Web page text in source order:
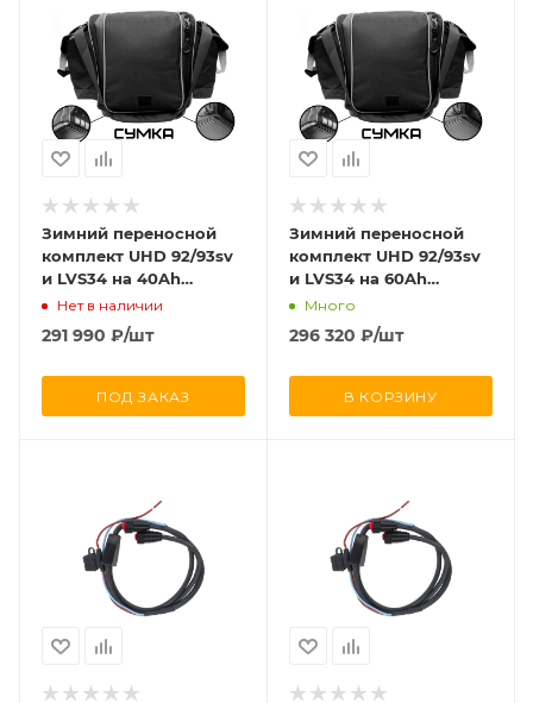
Зимний переносной
комплект UHD 92/93sv
и LVS34 на 40Ah
(Комплект:
СТАНДАРТНЫЙ)
Нет в наличии
291 990 ₽/шт
ПОД ЗАКАЗ
Зимний переносной
комплект UHD 92/93sv
и LVS34 на 60Ah
(Комплект:
СТАНДАРТНЫЙ)
Много
296 320 ₽/шт
В КОРЗИНУ